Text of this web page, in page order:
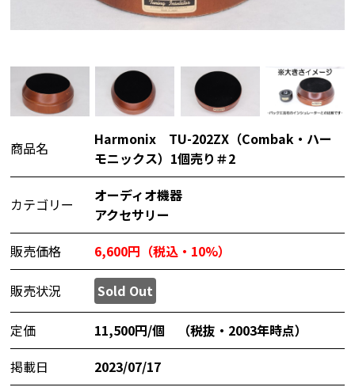
商品名
Harmonix TU-202ZX（Combak・ハー
モニックス）1個売り＃2
カテゴリー
オーディオ機器
アクセサリー
販売価格
6,600円（税込・10%）
販売状況 Sold Out
定価
11,500円/個 （税抜・2003年時点）
掲載日
2023/07/17